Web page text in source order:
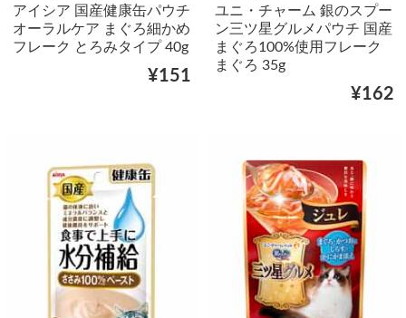
アイシア 国産健康缶パウチ
オーラルケア まぐろ細かめ
フレーク とろみタイプ 40g
¥151
ユニ・チャーム 銀のスプー
ン三ツ星グルメパウチ 国産
まぐろ100%使用フレーク
まぐろ 35g
¥162